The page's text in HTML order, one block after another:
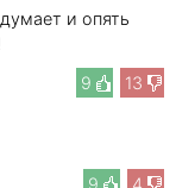
и опять
9
13
9 4